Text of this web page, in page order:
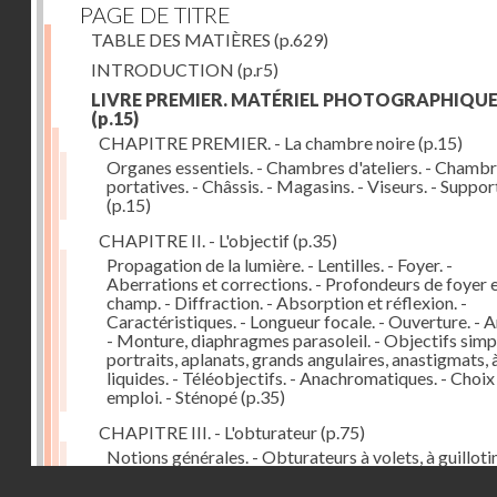
PAGE DE TITRE
TABLE DES MATIÈRES (p.629)
INTRODUCTION (p.r5)
LIVRE PREMIER. MATÉRIEL PHOTOGRAPHIQUE
(p.15)
CHAPITRE PREMIER. - La chambre noire(p.15)
Organes essentiels. - Chambres d'ateliers. -
portatives. - Châssis. - Magasins. - Viseurs. -
(p.15)
CHAPITRE II. - L'objectif(p.35)
Propagation de la lumière. - Lentilles. - Foyer. -
Aberrations et corrections. - Profondeurs de foyer
champ. - Diffraction. - Absorption et réflexion. -
Caractéristiques. - Longueur focale. - Ouverture. -
- Monture, diaphragmes parasoleil. - Objectifs
portraits, aplanats, grands angulaires, anastigmats,
liquides. - Téléobjectifs. - Anachromatiques. -
emploi. - Sténopé(p.35)
CHAPITRE III. - L'obturateur(p.75)
Notions générales. - Obturateurs à volets, à